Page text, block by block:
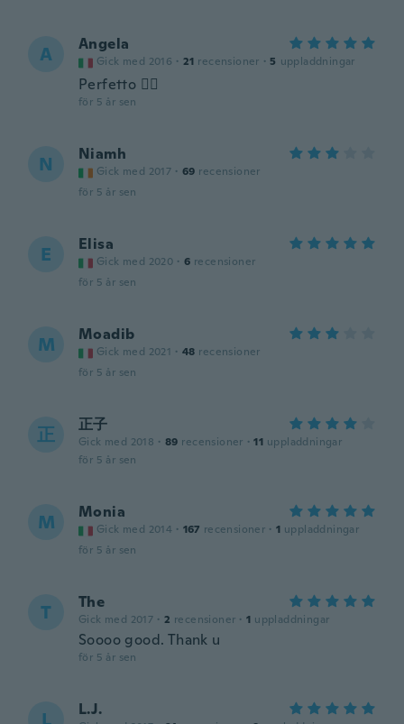
A Angela
Gick med 2016 · 21 recensioner · 5 uppladdningar
Perfetto 👍🏻
för 5 år sen
N Niamh
Gick med 2017 · 69 recensioner
för 5 år sen
E Elisa
Gick med 2020 · 6 recensioner
för 5 år sen
M Moadib
Gick med 2021 · 48 recensioner
för 5 år sen
正 正子
Gick med 2018 · 89 recensioner · 11 uppladdningar
för 5 år sen
M Monia
Gick med 2014 · 167 recensioner · 1 uppladdningar
för 5 år sen
T The
Gick med 2017 · 2 recensioner · 1 uppladdningar
Soooo good. Thank u
för 5 år sen
L.J.